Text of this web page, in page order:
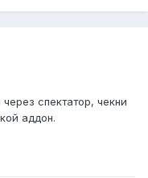
спектатор, чекни
аддон.